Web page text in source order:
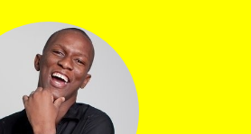
Unternehmen.
psychologische Sicherheit
Teams Misserfolge als
und dadurch Kosten
Produktivität steigern,